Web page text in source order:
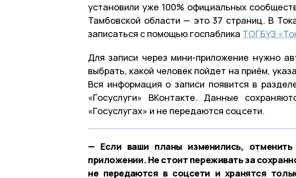
установили уже 100% официальных
Тамбовской области — это 37 страниц. В
записаться с помощью госпаблика ТОГБУЗ
Для записи через мини-приложение нужно
выбрать, какой человек пойдет на приём,
Вся информация о записи появится в
«Госуслуги» ВКонтакте. Данные
«Госуслугах» и не передаются соцсети.
— Если ваши планы изменились,
приложении. Не стоит переживать за
не передаются в соцсети и хранятся